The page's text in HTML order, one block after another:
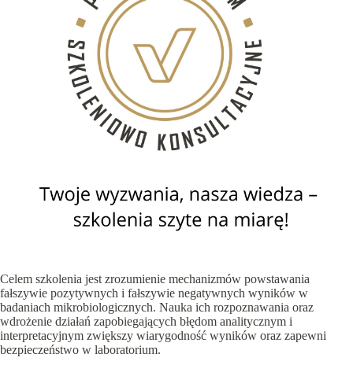
Celem szkolenia jest zrozumienie mechanizmów powstawania
fałszywie pozytywnych i fałszywie negatywnych wyników w
badaniach mikrobiologicznych. Nauka ich rozpoznawania oraz
wdrożenie działań zapobiegających błędom analitycznym i
interpretacyjnym zwiększy wiarygodność wyników oraz zapewni
bezpieczeństwo w laboratorium.